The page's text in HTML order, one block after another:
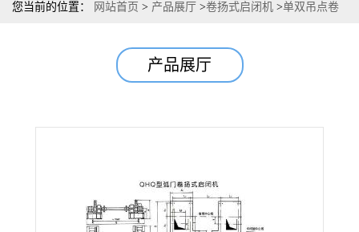
您当前的位置： 网站首页 > 产品展厅 >卷扬式启闭机 >单双吊点卷
产品展厅